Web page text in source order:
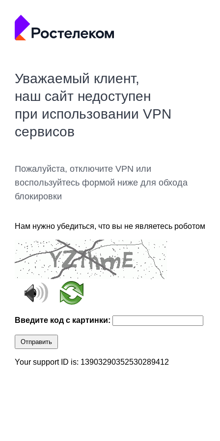
Уважаемый клиент,
наш сайт недоступен
при использовании VPN
сервисов
Пожалуйста, отключите VPN или
воспользуйтесь формой ниже для обхода
блокировки
Нам нужно убедиться, что вы не являетесь роботом
Введите код с картинки:
Отправить
Your support ID is: 13903290352530289412